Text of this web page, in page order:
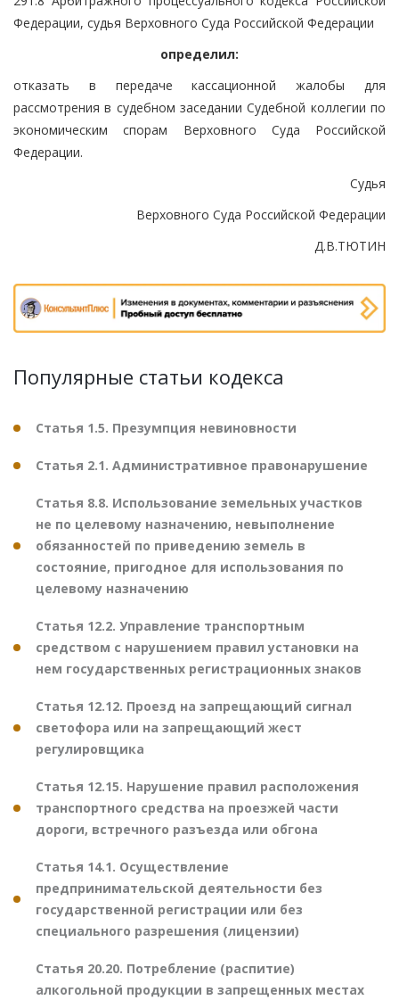
Федерации, судья Верховного Суда Российской Федерации
определил:
отказать в передаче кассационной жалобы для
рассмотрения в судебном заседании Судебной коллегии по
экономическим спорам Верховного Суда Российской
Федерации.
Судья
Верховного Суда Российской Федерации
Д.В.ТЮТИН
Популярные статьи кодекса
Статья 1.5. Презумпция невиновности
Статья 2.1. Административное правонарушение
Статья 8.8. Использование земельных участков
не по целевому назначению, невыполнение
обязанностей по приведению земель в
состояние, пригодное для использования по
целевому назначению
Статья 12.2. Управление транспортным
средством с нарушением правил установки на
нем государственных регистрационных знаков
Статья 12.12. Проезд на запрещающий сигнал
светофора или на запрещающий жест
регулировщика
Статья 12.15. Нарушение правил расположения
транспортного средства на проезжей части
дороги, встречного разъезда или обгона
Статья 14.1. Осуществление
предпринимательской деятельности без
государственной регистрации или без
специального разрешения (лицензии)
Статья 20.20. Потребление (распитие)
алкогольной продукции в запрещенных местах